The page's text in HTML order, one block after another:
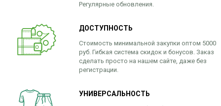
Регулярные обновления.
ДОСТУПНОСТЬ
Стоимость минимальной закупки оптом 5000
руб. Гибкая система скидок и бонусов. Заказ
сделать просто на нашем сайте, даже без
регистрации.
УНИВЕРСАЛЬНОСТЬ